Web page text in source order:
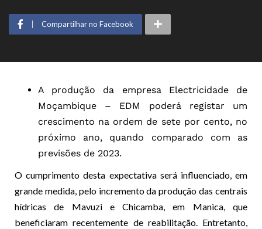
Compartilhar no Facebook
A produção da empresa Electricidade de
Moçambique – EDM poderá registar um
crescimento na ordem de sete por cento, no
próximo ano, quando comparado com as
previsões de 2023.
O cumprimento desta expectativa será influenciado, em
grande medida, pelo incremento da produção das centrais
hídricas de Mavuzi e Chicamba, em Manica, que
beneficiaram recentemente de reabilitação. Entretanto,